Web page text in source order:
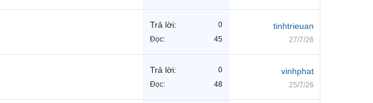
Trả lời:
0
Đọc:
45
tinhtrieuan
27/7/26
Trả lời:
0
Đọc:
48
vinhphat
25/7/26